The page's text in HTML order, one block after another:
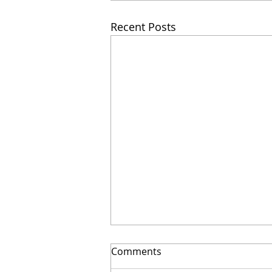
Recent Posts
Como lograr que tu diseño
Comments